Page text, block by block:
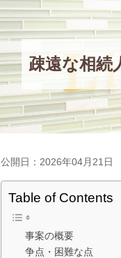
疎遠な相続
公開日：2026年04月21日
Table of Contents
事案の概要
争点・困難な点